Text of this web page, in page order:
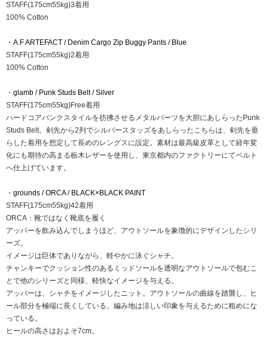
STAFF(175cm55kg)3着用
100% Cotton
・ A.F ARTEFACT / Denim Cargo Zip Buggy Pants / Blue
STAFF(175cm55kg)2着用
100% Cotton
・ glamb / Punk Studs Belt / Silver
STAFF(175cm55kg)Free着用
ハードコアパンクスタイルを彷彿させるメタルパーツを大胆にあしらったPunk
Studs Belt。剣先から2列でシルバースタッズをあしらったこちらは、剣先を垂
らした着用を想定して長めのレングスに設定。素材は最高級皮革として経年変
化にも期待の高まる栃木レザーを使用し、東京都内のファクトリーにてベルト
へ仕上げています。
・ grounds / ORCA / BLACK×BLACK PAINT
STAFF(175cm55kg)42着用
ORCA：靴ではなく靴底を履く
アッパーを飲み込んでしまうほど、アウトソールを象徴的にデザインしたシリ
ーズ。
イメージは巨体でありながら、軽やかに泳ぐシャチ。
チャンキーでクッション性のあるミッドソールを透明なアウトソールで包むこ
とで他のシリーズと同様、軽快なイメージを与える。
アッパーは、シャチをイメージしたニット。アウトソールの曲線を踏襲し、ヒ
ール部分を極端に長くしている。編み地は涼しい印象を与えるために粗めにな
っている。
ヒールの高さはおよそ7cm。